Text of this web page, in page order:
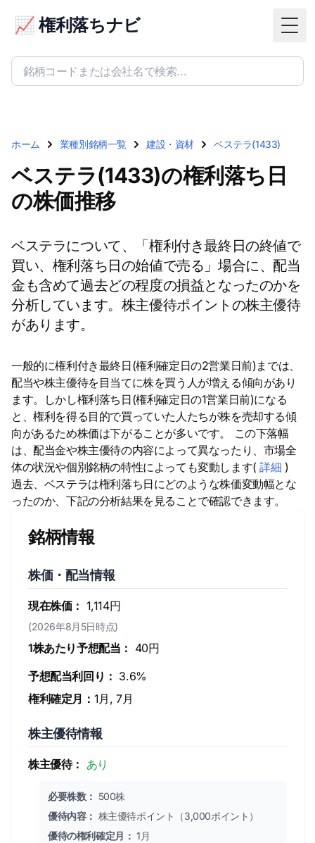
📈 権利落ちナビ
ホーム 業種別銘柄一覧 建設・資材 ベステラ(1433)
ベステラ(1433)の権利落ち日
の株価推移
ベステラについて、「権利付き最終日の終値で
買い、権利落ち日の始値で売る」場合に、配当
金も含めて過去どの程度の損益となったのかを
分析しています。株主優待ポイントの株主優待
があります。
一般的に権利付き最終日(権利確定日の2営業日前)までは、
配当や株主優待を目当てに株を買う人が増える傾向があり
ます。しかし権利落ち日(権利確定日の1営業日前)になる
と、権利を得る目的で買っていた人たちが株を売却する傾
向があるため株価は下がることが多いです。 この下落幅
は、配当金や株主優待の内容によって異なったり、市場全
体の状況や個別銘柄の特性によっても変動します(詳細 )
過去、ベステラは権利落ち日にどのような株価変動幅とな
ったのか、下記の分析結果を見ることで確認できます。
銘柄情報
株価・配当情報
現在株価： 1,114円
(2026年8月5日時点)
1株あたり予想配当： 40円
予想配当利回り： 3.6%
権利確定月： 1月, 7月
株主優待情報
株主優待： あり
必要株数： 500株
優待内容： 株主優待ポイント（3,000ポイント）
優待の権利確定月： 1月